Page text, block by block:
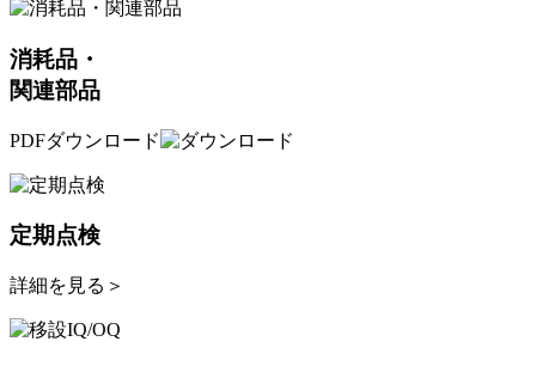
消耗品・
関連部品
PDFダウンロード
定期点検
詳細を見る ＞